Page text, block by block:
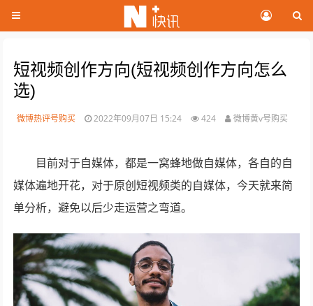
短视频创作方向(短视频创作方向怎么
选)
微博热评号购买 2022年09月07日 15:24 424 微博黄v号购买
目前对于自媒体，都是一窝蜂地做自媒体，各自的自
媒体遍地开花，对于原创短视频类的自媒体，今天就来简
单分析，避免以后少走运营之弯道。